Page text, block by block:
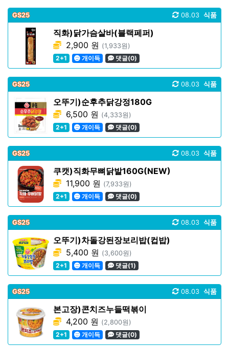
GS25 식품
08.03
직화)닭가슴살바(블랙페퍼)
2,900 원 (1,933원)
2+1
개이득 댓글(0)
GS25 식품
08.03
오뚜기)순후추닭강정180G
6,500 원 (4,333원)
2+1
개이득 댓글(0)
GS25 식품
08.03
쿠캣)직화무뼈닭발160G(NEW)
11,900 원 (7,933원)
2+1
개이득 댓글(0)
GS25 식품
08.03
오뚜기)차돌강된장보리밥(컵밥)
5,400 원 (3,600원)
2+1
개이득 댓글(1)
GS25 식품
08.03
본고장)콘치즈누들떡볶이
4,200 원 (2,800원)
2+1
개이득 댓글(0)